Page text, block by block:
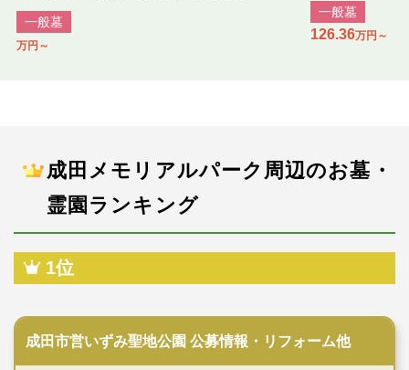
一般墓
万円～
一般墓
126.36万円～
成田メモリアルパーク周辺のお墓・
霊園ランキング
1位
成田市営いずみ聖地公園 公募情報・リフォーム他